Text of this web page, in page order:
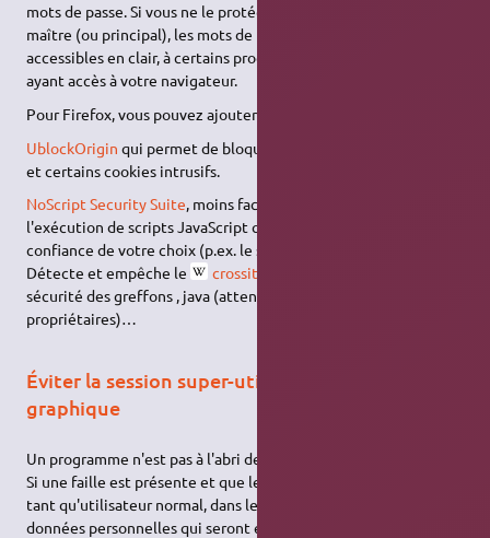
mots de passe. Si vous ne le protégez pas avec un mot de passe
maître (ou principal), les mots de passe enregistrés seront
accessibles en clair, à certains programmes et à toute personne
ayant accès à votre navigateur.
Pour Firefox, vous pouvez ajouter les modules:
UblockOrigin qui permet de bloquer notamment les publicités
et certains cookies intrusifs.
NoScript Security Suite, moins facile d'usage, ne permet
l'exécution de scripts JavaScript que sur les domaines de
confiance de votre choix (p.ex. le site de votre banque).
Détecte et empêche le
crossitescripting
sécurité des greffons , java (attention ce sont des greffons
propriétaires)…
Éviter la session super-utilisateur en mode
graphique
Un programme n'est pas à l'abri de failles de sécurité.
Si une faille est présente et que le programme est lancé en
tant qu'utilisateur normal, dans le pire des cas, ce seront vos
données personnelles qui seront endommagées.